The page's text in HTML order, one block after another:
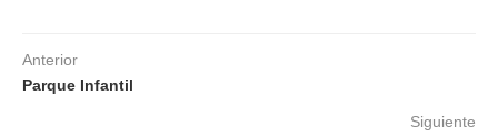
Anterior
Parque Infantil
Siguiente